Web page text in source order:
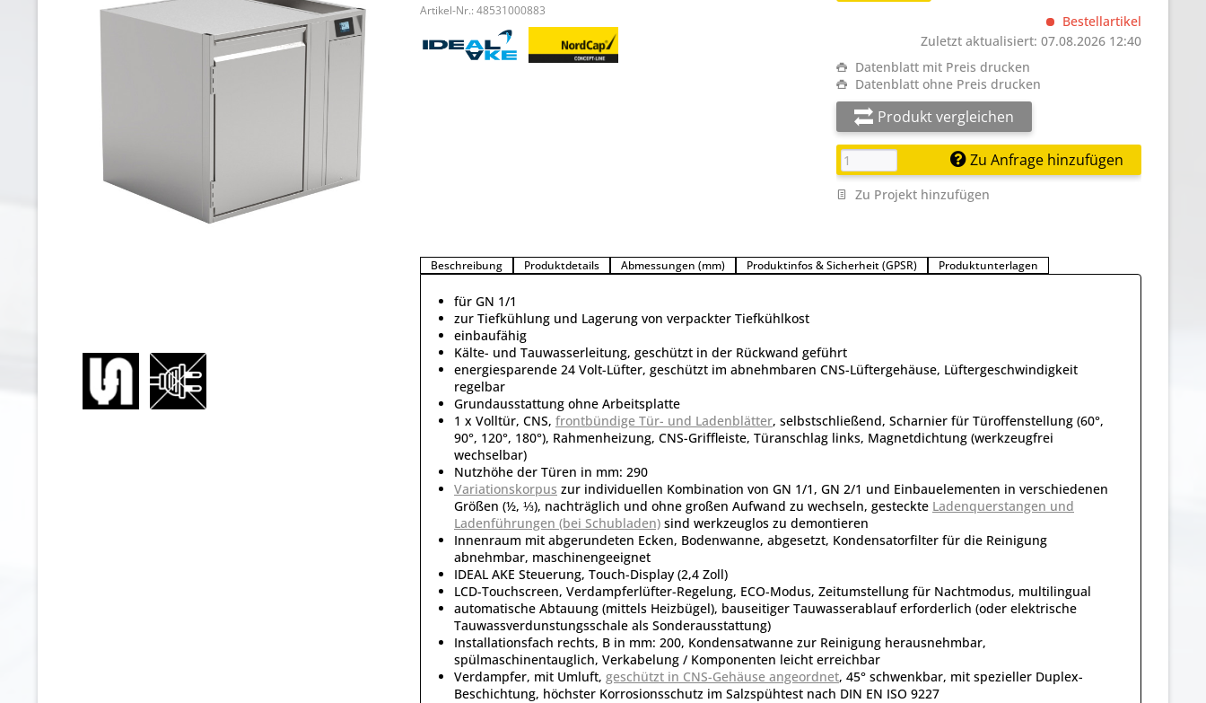
Artikel-Nr.: 48531000883
Bestellartikel
Zuletzt aktualisiert: 07.08.2026 12:40
Datenblatt mit Preis drucken
Datenblatt ohne Preis drucken
Produkt vergleichen
Zu Anfrage hinzufügen
Zu Projekt hinzufügen
Beschreibung Produktdetails Abmessungen (mm) Produktinfos & Sicherheit (GPSR) Produktunterlagen
für GN 1/1
zur Tiefkühlung und Lagerung von verpackter Tiefkühlkost
einbaufähig
Kälte- und Tauwasserleitung, geschützt in der Rückwand geführt
energiesparende 24 Volt-Lüfter, geschützt im abnehmbaren CNS-Lüftergehäuse, Lüftergeschwindigkeit
regelbar
Grundausstattung ohne Arbeitsplatte
1 x Volltür, CNS, frontbündige Tür- und Ladenblätter, selbstschließend, Scharnier für Türoffenstellung (60°,
90°, 120°, 180°), Rahmenheizung, CNS-Griffleiste, Türanschlag links, Magnetdichtung (werkzeugfrei
wechselbar)
Nutzhöhe der Türen in mm: 290
Variationskorpus zur individuellen Kombination von GN 1/1, GN 2/1 und Einbauelementen in verschiedenen
Größen (½, ⅓), nachträglich und ohne großen Aufwand zu wechseln, gesteckte Ladenquerstangen und
Ladenführungen (bei Schubladen) sind werkzeuglos zu demontieren
Innenraum mit abgerundeten Ecken, Bodenwanne, abgesetzt, Kondensatorfilter für die Reinigung
abnehmbar, maschinengeeignet
IDEAL AKE Steuerung, Touch-Display (2,4 Zoll)
LCD-Touchscreen, Verdampferlüfter-Regelung, ECO-Modus, Zeitumstellung für Nachtmodus, multilingual
automatische Abtauung (mittels Heizbügel), bauseitiger Tauwasserablauf erforderlich (oder elektrische
Tauwassverdunstungsschale als Sonderausstattung)
Installationsfach rechts, B in mm: 200, Kondensatwanne zur Reinigung herausnehmbar,
spülmaschinentauglich, Verkabelung / Komponenten leicht erreichbar
Verdampfer, mit Umluft, geschützt in CNS-Gehäuse angeordnet, 45° schwenkbar, mit spezieller Duplex-
Beschichtung, höchster Korrosionsschutz im Salzspühtest nach DIN EN ISO 9227